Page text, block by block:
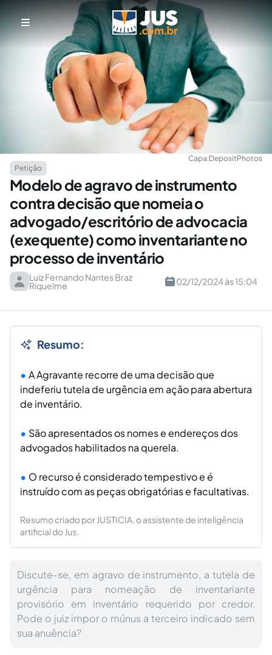
Capa:DepositPhotos
Petição
Modelo de agravo de instrumento
contra decisão que nomeia o
advogado/escritório de advocacia
(exequente) como inventariante no
processo de inventário
Luiz Fernando Nantes Braz
Riquelme 02/12/2024 às 15:04
Resumo:
A Agravante recorre de uma decisão que
indeferiu tutela de urgência em ação para abertura
de inventário.
São apresentados os nomes e endereços dos
advogados habilitados na querela.
O recurso é considerado tempestivo e é
instruído com as peças obrigatórias e facultativas.
Resumo criado por JUSTICIA, o assistente de inteligência
artificial do Jus.
Discute-se, em agravo de instrumento, a tutela de
urgência para nomeação de inventariante
provisório em inventário requerido por credor.
Pode o juiz impor o múnus a terceiro indicado sem
sua anuência?